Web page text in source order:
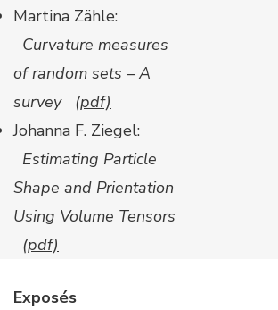
Martina Zähle:
Curvature measures
of random sets – A
survey (pdf)
Johanna F. Ziegel:
Estimating Particle
Shape and Prientation
Using Volume Tensors
(pdf)
Exposés